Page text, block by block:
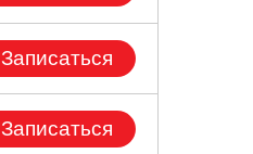
Записаться
Записаться